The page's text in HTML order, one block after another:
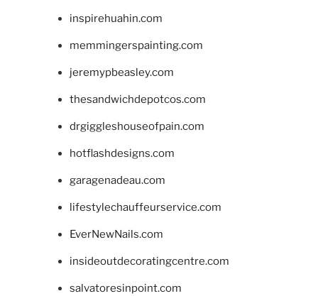
inspirehuahin.com
memmingerspainting.com
jeremypbeasley.com
thesandwichdepotcos.com
drgiggleshouseofpain.com
hotflashdesigns.com
garagenadeau.com
lifestylechauffeurservice.com
EverNewNails.com
insideoutdecoratingcentre.com
salvatoresinpoint.com